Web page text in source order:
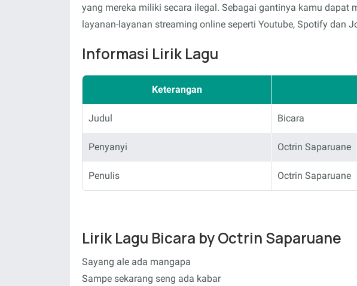
yang mereka miliki secara ilegal. Sebagai gantinya kamu dapat
layanan-layanan streaming online seperti Youtube, Spotify dan
Informasi Lirik Lagu
Keterangan
Judul Bicara
Penyanyi Octrin Saparuane
Penulis Octrin Saparuane
Lirik Lagu Bicara by Octrin Saparuane
Sayang ale ada mangapa
Sampe sekarang seng ada kabar